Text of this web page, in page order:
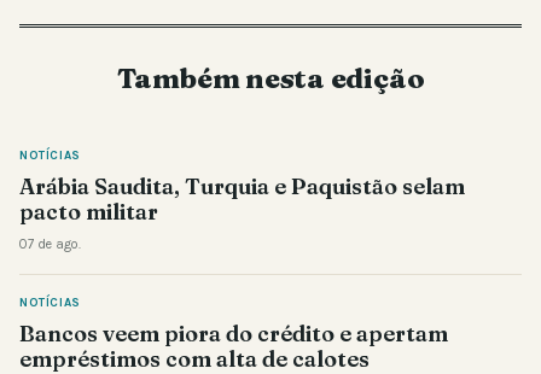
Também nesta edição
NOTÍCIAS
Arábia Saudita, Turquia e Paquistão selam
pacto militar
07 de ago.
NOTÍCIAS
Bancos veem piora do crédito e apertam
empréstimos com alta de calotes